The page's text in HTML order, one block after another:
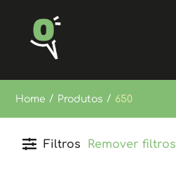
Home / Produtos / 650
Filtros Remover filtros